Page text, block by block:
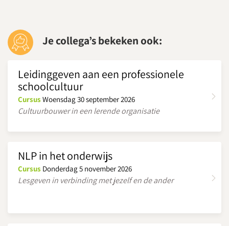
Je collega’s bekeken ook:
Leidinggeven aan een professionele
schoolcultuur
CursusWoensdag 30 september 2026
Cultuurbouwer in een lerende organisatie
NLP in het onderwijs
Cursus Donderdag 5 november 2026
Lesgeven in verbinding met jezelf en de ander